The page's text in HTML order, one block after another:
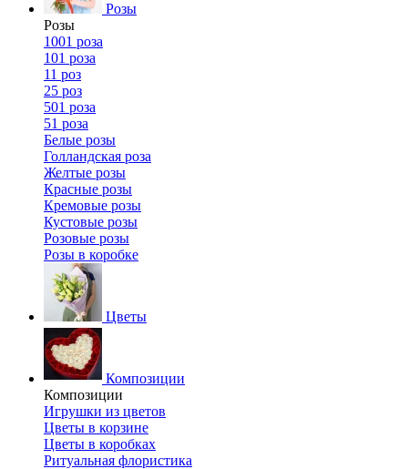
Розы
Розы
1001 роза
101 роза
11 роз
25 роз
501 роза
51 роза
Белые розы
Голландская роза
Желтые розы
Красные розы
Кремовые розы
Кустовые розы
Розовые розы
Розы в коробке
Цветы
Композиции
Композиции
Игрушки из цветов
Цветы в корзине
Цветы в коробках
Ритуальная флористика